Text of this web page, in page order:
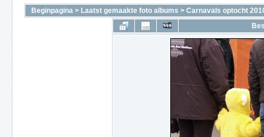
Beginpagina > Laatst gemaakte foto albums > Carnavals optocht